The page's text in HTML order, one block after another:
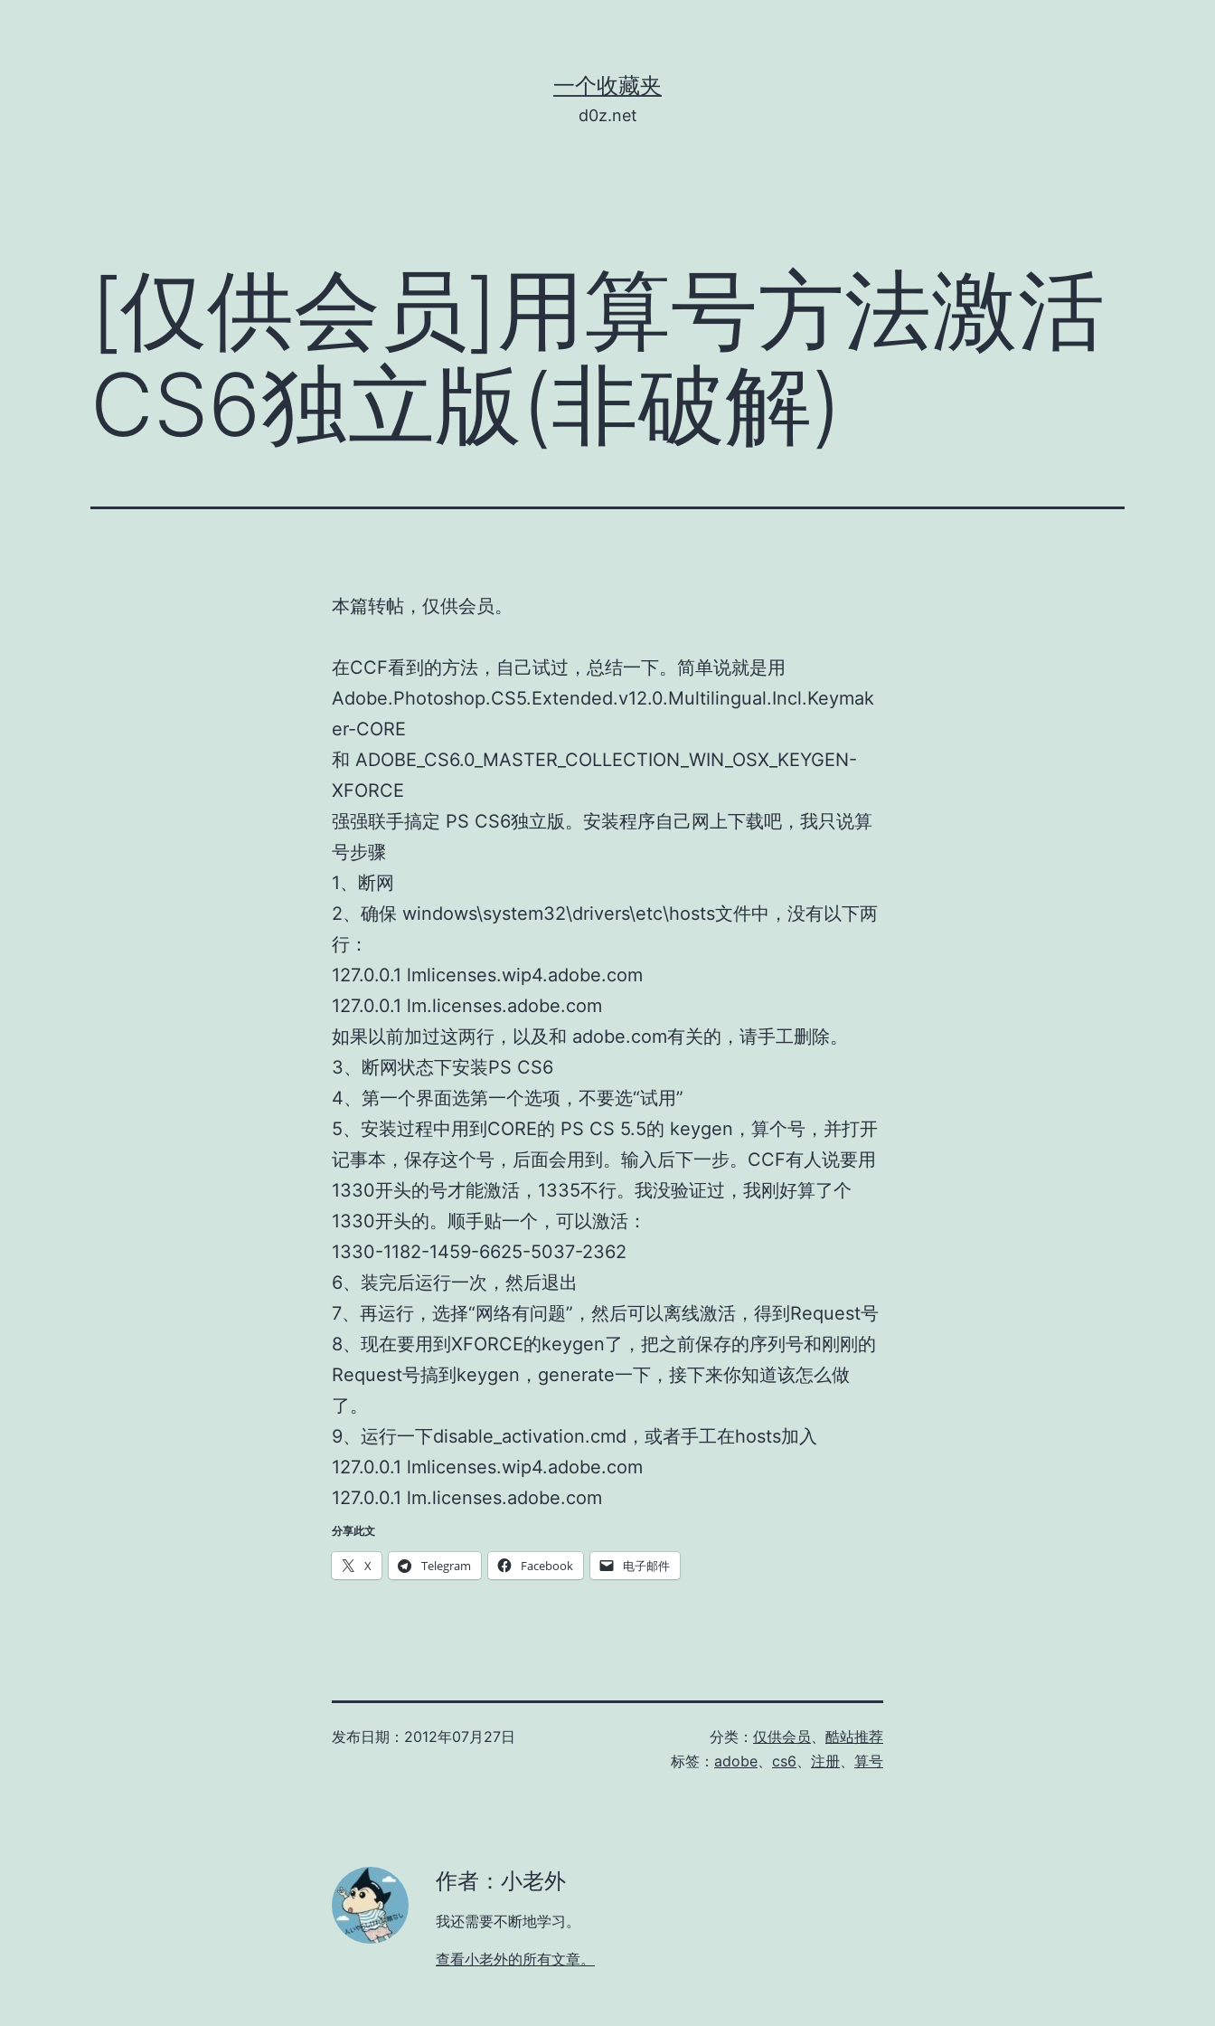
一个收藏夹
d0z.net
[仅供会员]用算号方法激活
CS6独立版(非破解)
本篇转帖，仅供会员。
在CCF看到的方法，自己试过，总结一下。简单说就是用
Adobe.Photoshop.CS5.Extended.v12.0.Multilingual.Incl.Keymak
er-CORE
和 ADOBE_CS6.0_MASTER_COLLECTION_WIN_OSX_KEYGEN-
XFORCE
强强联手搞定 PS CS6独立版。安装程序自己网上下载吧，我只说算
号步骤
1、断网
2、确保 windows\system32\drivers\etc\hosts文件中，没有以下两
行：
127.0.0.1 lmlicenses.wip4.adobe.com
127.0.0.1 lm.licenses.adobe.com
如果以前加过这两行，以及和 adobe.com有关的，请手工删除。
3、断网状态下安装PS CS6
4、第一个界面选第一个选项，不要选“试用”
5、安装过程中用到CORE的 PS CS 5.5的 keygen，算个号，并打开
记事本，保存这个号，后面会用到。输入后下一步。CCF有人说要用
1330开头的号才能激活，1335不行。我没验证过，我刚好算了个
1330开头的。顺手贴一个，可以激活：
1330-1182-1459-6625-5037-2362
6、装完后运行一次，然后退出
7、再运行，选择“网络有问题”，然后可以离线激活，得到Request号
8、现在要用到XFORCE的keygen了，把之前保存的序列号和刚刚的
Request号搞到keygen，generate一下，接下来你知道该怎么做
了。
9、运行一下disable_activation.cmd，或者手工在hosts加入
127.0.0.1 lmlicenses.wip4.adobe.com
127.0.0.1 lm.licenses.adobe.com
分享此文
X Telegram Facebook 电子邮件
发布日期： 2012年07月27日 分类： 仅供会员 、 酷站推荐
标签： adobe、 cs6、 注册、 算号
作者：小老外
我还需要不断地学习。
查看小老外的所有文章。